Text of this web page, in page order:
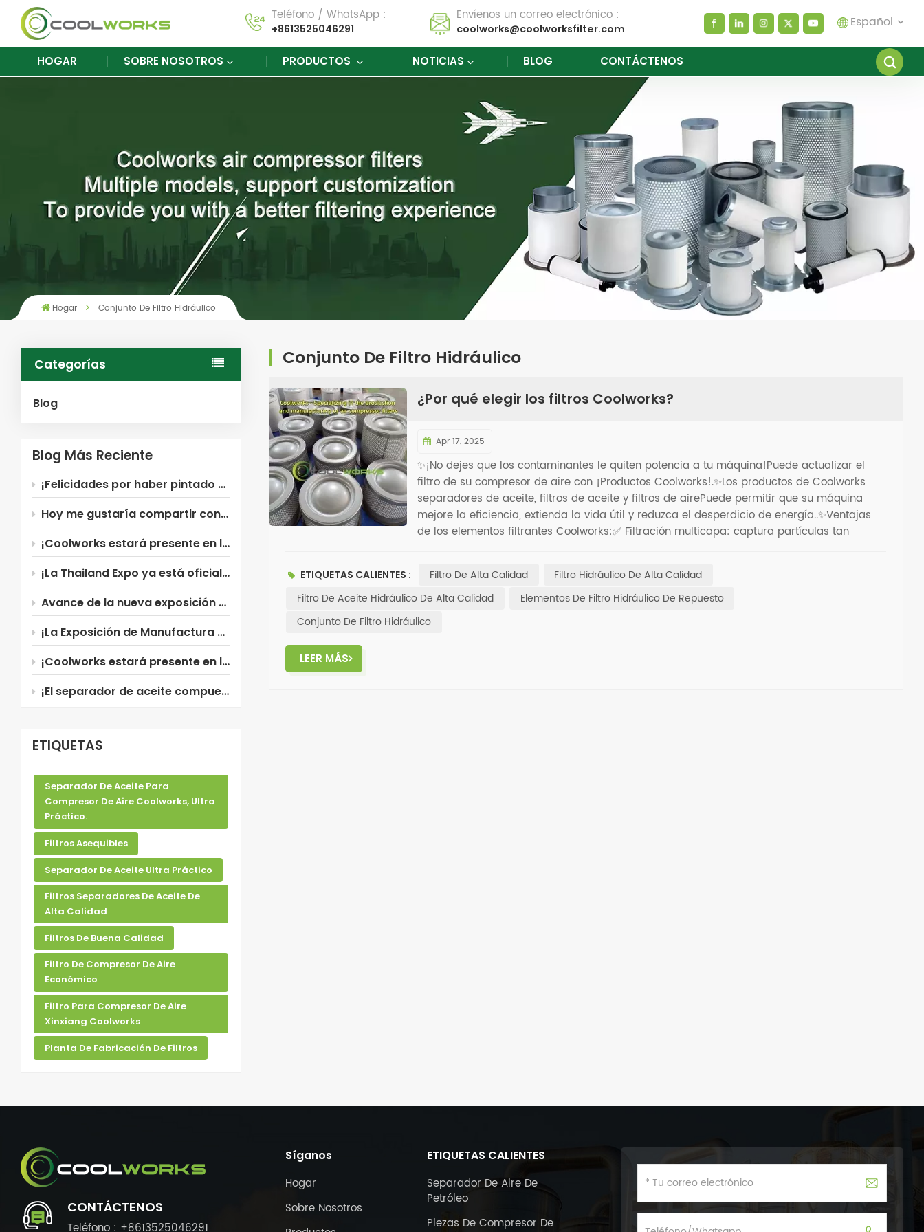
Teléfono / WhatsApp :
+8613525046291
Envíenos un correo electrónico :
coolworks@coolworksfilter.com Español
español
العربية
русский
Melayu
HOGAR SOBRE NOSOTROS PRODUCTOS NOTICIAS BLOG CONTÁCTENOS
Hogar Conjunto De Filtro Hidráulico
Categorías
Blog
Blog Más Reciente
¡Felicidades por haber pintado Coolworks!
Hoy me gustaría compartir con ustedes el filtro para compresor de aire Xinxiang Coolworks ~
¡Coolworks estará presente en la Exposición Industrial de Rusia!
¡La Thailand Expo ya está oficialmente abierta! ¡Coolworks te está esperando!
Avance de la nueva exposición de Coolworks: ¡Rusia!
¡La Exposición de Manufactura 2026 en Tailandia está a punto de comenzar!
¡Coolworks estará presente en la Manufacturing Expo 2026 en Tailandia!
¡El separador de aceite compuesto de Coolworks, recientemente mejorado, ya está disponible!
ETIQUETAS
Separador De Aceite Para
Compresor De Aire Coolworks, Ultra
Práctico.
Filtros Asequibles
Separador De Aceite Ultra Práctico
Filtros Separadores De Aceite De
Alta Calidad
Filtros De Buena Calidad
Filtro De Compresor De Aire
Económico
Filtro Para Compresor De Aire
Xinxiang Coolworks
Planta De Fabricación De Filtros
Conjunto De Filtro Hidráulico
¿Por qué elegir los filtros Coolworks?
Apr 17, 2025
✨¡No dejes que los contaminantes le quiten potencia a tu máquina!Puede actualizar el
filtro de su compresor de aire con ¡Productos Coolworks!.✨Los productos de Coolworks
separadores de aceite, filtros de aceite y filtros de airePuede permitir que su máquina
mejore la eficiencia, extienda la vida útil y reduzca el desperdicio de energía..✨Ventajas
de los elementos filtrantes Coolworks:✅ Filtración multicapa: captura partículas tan
rápido minimiza las interrupciones del servicio.No te pierdas Coolworks si necesitas un
filtro.
ETIQUETAS CALIENTES : Filtro De Alta Calidad
Filtro Hidráulico De Alta Calidad
Filtro De Aceite Hidráulico De Alta Calidad
Elementos De Filtro Hidráulico De Repuesto
Conjunto De Filtro Hidráulico
LEER MÁS
CONTÁCTENOS
Teléfono : +8613525046291
Síganos
Hogar
Sobre Nosotros
ETIQUETAS CALIENTES
Separador De Aire De
Petróleo
Piezas De Compresor De